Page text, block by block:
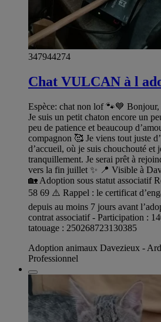
347944274
Chat VULCAN à l
Espèce: chat non lof 🐾💙
Je suis un petit chaton encore un
peu de patience et beaucoup
compagnon 🥰 Je viens tout juste
d’accueil, où je suis chouchouté et
tranquillement. Je serai prêt à
vers la fin juillet ✨ 📍 Visible à
🏡 Adoption sous statut associatif
58 69 ⚠️ Rappel : le certificat
depuis au moins 7 jours avant
contrat associatif - Participation :
tatouage : 250268723130385
Adoption animaux Davezieux -
Professionnel